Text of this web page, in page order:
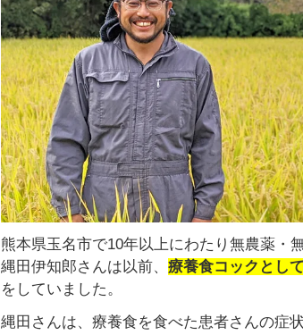
熊本県玉名市で10年以上にわたり無農薬・
縄田伊知郎さんは以前、 療養食コックとし
をしていました。
縄田さんは、療養食を食べた患者さんの症